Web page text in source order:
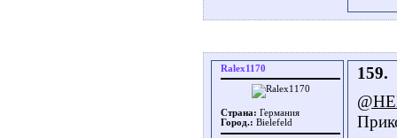
Ralex1170
Страна: Германия
Город.: Bielefeld
159.